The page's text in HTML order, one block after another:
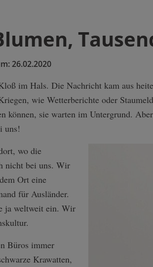
26.02.2020
im Hals. Die Nachricht kam aus
wie Wetterberichte oder
können, sie warten im Untergrund.
uns!
wo die
nicht bei uns. Wir
Ort eine
für Ausländer.
ja weltweit ein. Wir
Büros immer
Krawatten,